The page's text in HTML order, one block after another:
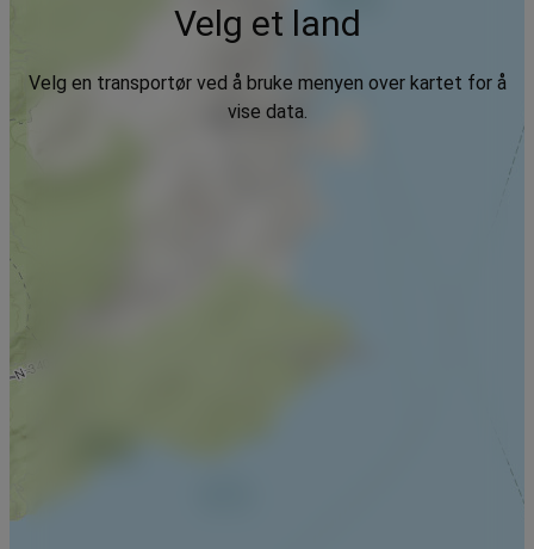
Velg et land
Velg en transportør ved å bruke menyen over kartet for å
vise data.